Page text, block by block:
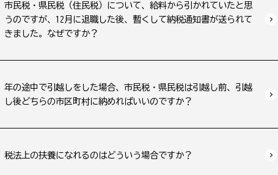
市民税・県民税（住民税）について、給料から引かれていたと思
うのですが、12月に退職した後、暫くして納税通知書が送られて
きました。なぜですか？
年の途中で引越しをした場合、市民税・県民税は引越し前、引越
し後どちらの市区町村に納めればいいのですか？
税法上の扶養になれるのはどういう場合ですか？